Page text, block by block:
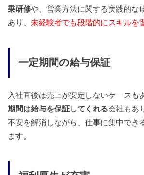
乗研修や、営業方法に関する実践的な
あり、 未経験者でも段階的にスキルを
一定期間の給与保証
入社直後は売上が安定しないケースも
期間は給与を保証してくれる会社もあ
不安を解消しながら、仕事に集中でき
ます。